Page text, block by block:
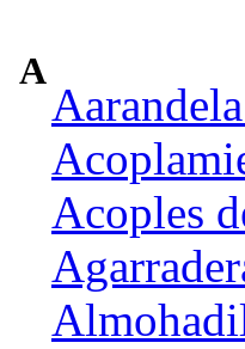
A
Acoples